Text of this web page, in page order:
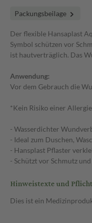
Packungsbeilage
Der flexible Hansaplast
Symbol schützen vor
ist hautverträglich. Das
Anwendung:
Vor dem Gebrauch die
*Kein Risiko einer
- Wasserdichter
- Ideal zum Duschen,
- Hansplast Pflaster
- Schützt vor Schmutz
Hinweistexte und
Dies ist ein